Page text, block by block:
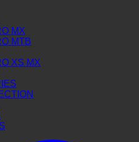
MX
MTB
XS MX